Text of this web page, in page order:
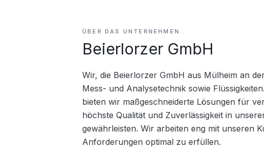
ÜBER DAS UNTERNEHMEN
Beierlorzer GmbH
Wir, die Beierlorzer GmbH aus Mülheim an
Mess- und Analysetechnik sowie
bieten wir maßgeschneiderte Lösungen für
höchste Qualität und Zuverlässigkeit in
gewährleisten. Wir arbeiten eng mit unseren
Anforderungen optimal zu erfüllen.